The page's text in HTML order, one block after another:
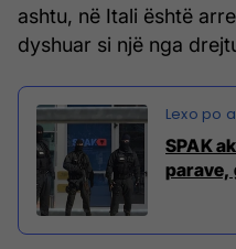
ashtu, në Itali është
dyshuar si një nga
SPAK
parave,